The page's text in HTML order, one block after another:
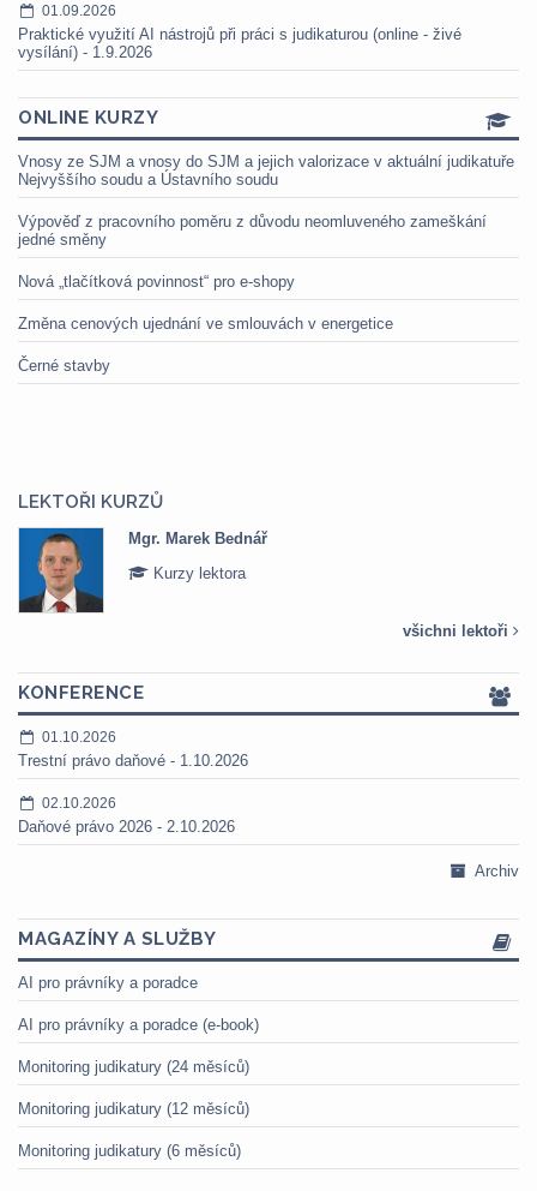
01.09.2026
Praktické využití AI nástrojů při práci s judikaturou (online - živé
vysílání) - 1.9.2026
ONLINE KURZY
Vnosy ze SJM a vnosy do SJM a jejich valorizace v aktuální judikatuře
Nejvyššího soudu a Ústavního soudu
Výpověď z pracovního poměru z důvodu neomluveného zameškání
jedné směny
Nová „tlačítková povinnost“ pro e-shopy
Změna cenových ujednání ve smlouvách v energetice
Černé stavby
LEKTOŘI KURZŮ
Mgr. Marek Bednář
Kurzy lektora
všichni lektoři
KONFERENCE
01.10.2026
Trestní právo daňové - 1.10.2026
02.10.2026
Daňové právo 2026 - 2.10.2026
Archiv
MAGAZÍNY A SLUŽBY
AI pro právníky a poradce
AI pro právníky a poradce (e-book)
Monitoring judikatury (24 měsíců)
Monitoring judikatury (12 měsíců)
Monitoring judikatury (6 měsíců)